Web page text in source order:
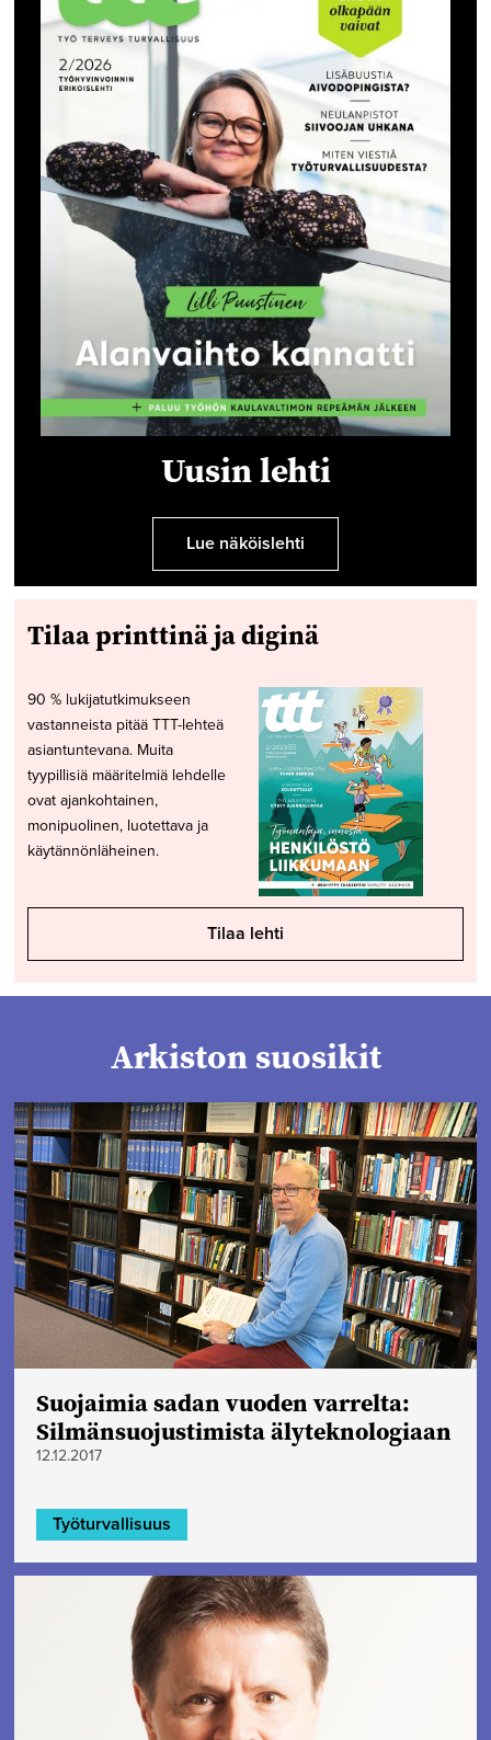
Uusin lehti
Lue näköislehti
Tilaa printtinä ja diginä
90 % lukijatutkimukseen
vastanneista pitää TTT-lehteä
asiantuntevana. Muita
tyypillisiä määritelmiä lehdelle
ovat ajankohtainen,
monipuolinen, luotettava ja
käytännönläheinen.
Tilaa lehti
Arkiston suosikit
Suojaimia sadan vuoden varrelta:
Silmänsuojustimista älyteknologiaan
12.12.2017
Työturvallisuus